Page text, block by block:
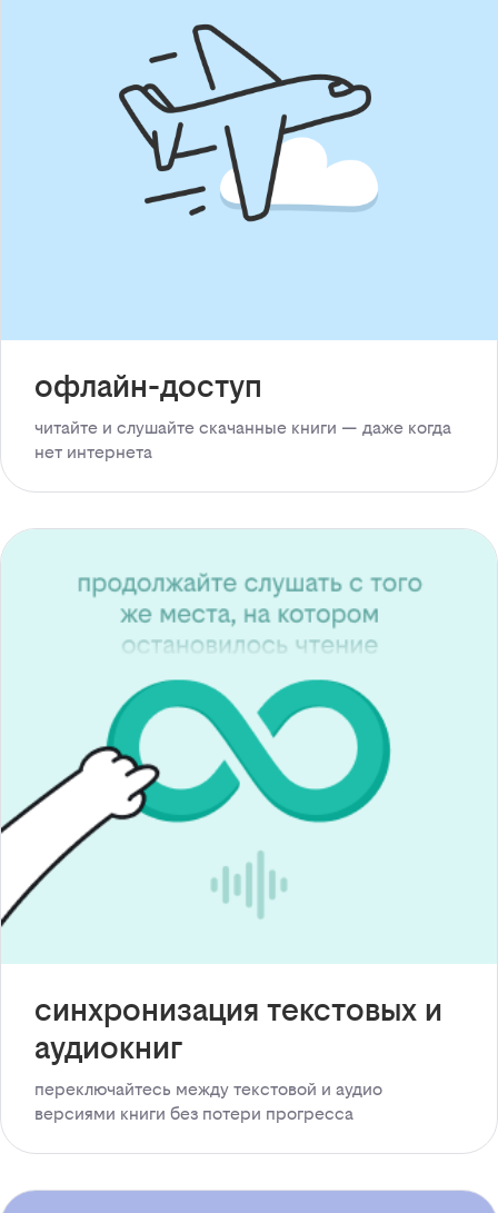
офлайн-доступ
читайте и слушайте скачанные книги — даже когда
нет интернета
синхронизация текстовых и
аудиокниг
переключайтесь между текстовой и аудио
версиями книги без потери прогресса